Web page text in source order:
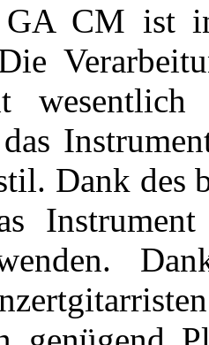
CM ist
wesentlich
Dank des